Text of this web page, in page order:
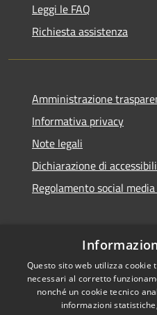
Leggi le FAQ
Richiesta assistenza
Amministrazione
Informativa privacy
Note legali
Dichiarazione di
Regolamento social
RSS
Accessibilità
Questo sito web utilizza
necessari al corretto
nonché un cookie tecnico
informazioni